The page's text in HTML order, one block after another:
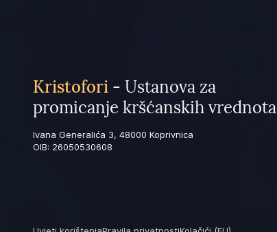
Kristofori - Ustanova za
promicanje kršćanskih vrednota
Ivana Generalića 3, 48000 Koprivnica
OIB: 26050530608